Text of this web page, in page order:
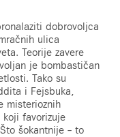
dobrovoljca
ulica
Teorije zavere
je bombastičan
Tako su
i Fejsbuka,
misterioznih
koji favorizuje
šokantnije – to